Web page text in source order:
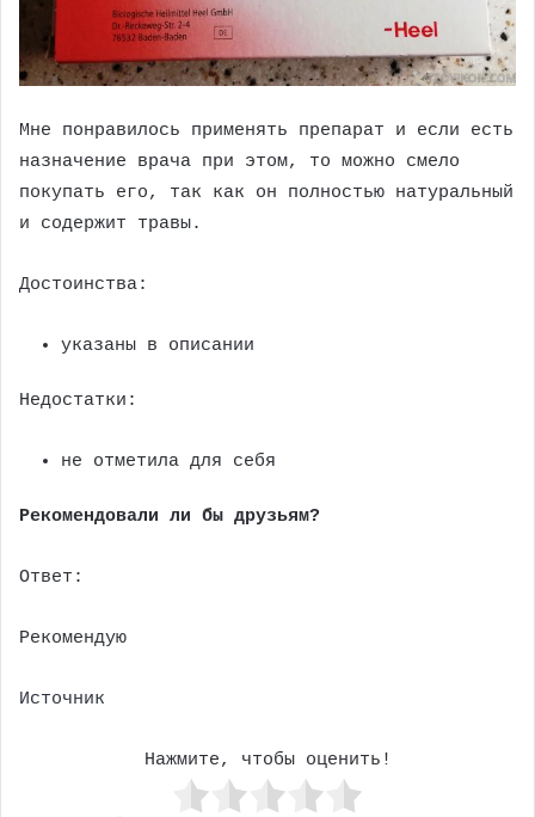
Мне понравилось применять препарат и если есть
назначение врача при этом, то можно смело
покупать его, так как он полностью натуральный
и содержит травы.
Достоинства:
указаны в описании
Недостатки:
не отметила для себя
Рекомендовали ли бы друзьям?
Ответ:
Рекомендую
Источник
Нажмите, чтобы оценить!